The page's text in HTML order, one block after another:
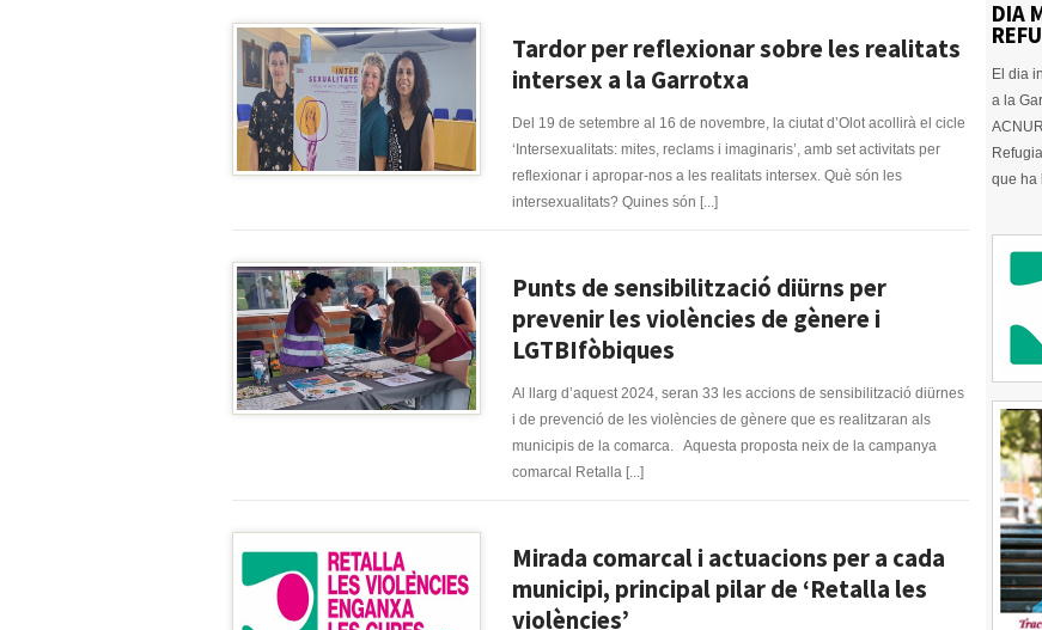
Tardor per reflexionar sobre les realitats
intersex a la Garrotxa
Del 19 de setembre al 16 de novembre, la ciutat d’Olot acollirà el cicle
‘Intersexualitats: mites, reclams i imaginaris’, amb set activitats per
reflexionar i apropar-nos a les realitats intersex. Què són les
intersexualitats? Quines són [...]
Punts de sensibilització diürns per
prevenir les violències de gènere i
LGTBIfòbiques
Al llarg d’aquest 2024, seran 33 les accions de sensibilització diürnes
i de prevenció de les violències de gènere que es realitzaran als
municipis de la comarca. Aquesta proposta neix de la campanya
comarcal Retalla [...]
Mirada comarcal i actuacions per a cada
municipi, principal pilar de ‘Retalla les
violències’
DIA
El dia
a la
que ha